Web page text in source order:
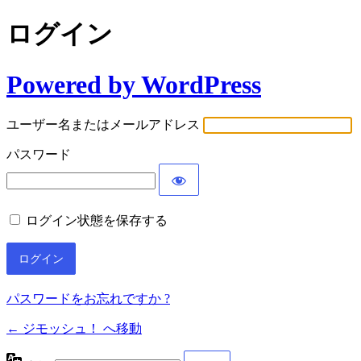
ログイン
Powered by WordPress
ユーザー名またはメールアドレス
パスワード
ログイン状態を保存する
パスワードをお忘れですか ?
← ジモッシュ！ へ移動